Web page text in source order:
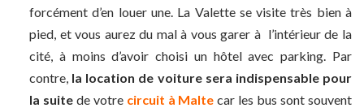
forcément d’en louer une. La Valette se visite très bien à
pied, et vous aurez du mal à vous garer à l’intérieur de la
cité, à moins d’avoir choisi un hôtel avec parking. Par
contre, la location de voiture sera indispensable pour
la suitede votre circuit à Malte car les bus sont souvent